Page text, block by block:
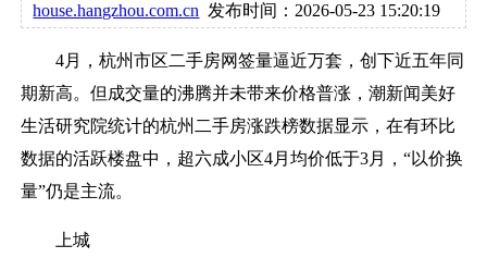
house.hangzhou.com.cn 发布时间：2026-05-23 15:20:19
4月，杭州市区二手房网签量逼近万套，创下近五年同
期新高。但成交量的沸腾并未带来价格普涨，潮新闻美好
生活研究院统计的杭州二手房涨跌榜数据显示，在有环比
数据的活跃楼盘中，超六成小区4月均价低于3月，“以价换
量”仍是主流。
上城